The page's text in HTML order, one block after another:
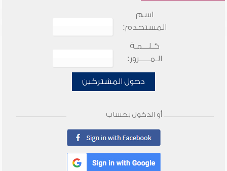
اسم
المستخدم:
كـلـــمـة
الـمـــــرور:
دخول المشتركين
أو الدخول بحساب